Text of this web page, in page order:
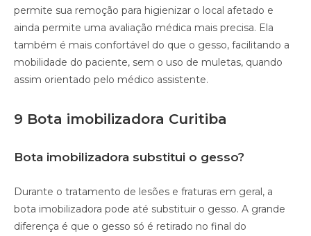
permite sua remoção para higienizar o local afetado e
ainda permite uma avaliação médica mais precisa. Ela
também é mais confortável do que o gesso, facilitando a
mobilidade do paciente, sem o uso de muletas, quando
assim orientado pelo médico assistente.
9 Bota imobilizadora Curitiba
Bota imobilizadora substitui o gesso?
Durante o tratamento de lesões e fraturas em geral, a
bota imobilizadora pode até substituir o gesso. A grande
diferença é que o gesso só é retirado no final do